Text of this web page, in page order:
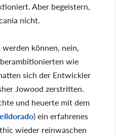
Aber begeistern,
nicht.
können, nein,
wie
sich der Entwickler
Jowood zerstritten.
und heuerte mit dem
) ein erfahrenes
wieder reinwaschen